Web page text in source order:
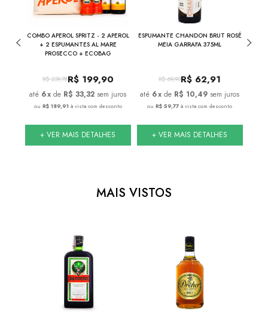
COMBO APEROL SPRITZ - 2 APEROL
+ 2 ESPUMANTES AL MARE
PROSECCO + ECOBAG
R$ 239,78R$ 199,90
6x de R$ 33,32 sem juros
ou R$ 189,91 à vista com desconto
+ VER MAIS DETALHES
ESPUMANTE CHANDON BRUT ROSÉ
MEIA GARRAFA 375ML
R$ 69,90R$ 62,91
6x de R$ 10,49 sem juros
ouR$ 59,77 à vista com desconto
+ VER MAIS DETALHES
MAIS VISTOS